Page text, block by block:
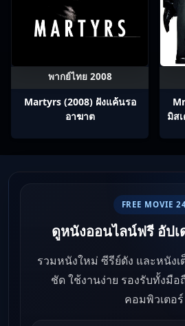
พากย์ไทย 2008
Martyrs (2008) ฝังแค้นรอ
อาฆาต
มิส
FREE MOVIE
ดูหนังออนไลน์ฟรี อัป
รวมหนังใหม่ ซีรีย์ดัง และหนัง
ชัด ใช้งานง่าย รองรับทั้งมือ
คอมพิวเตอร์